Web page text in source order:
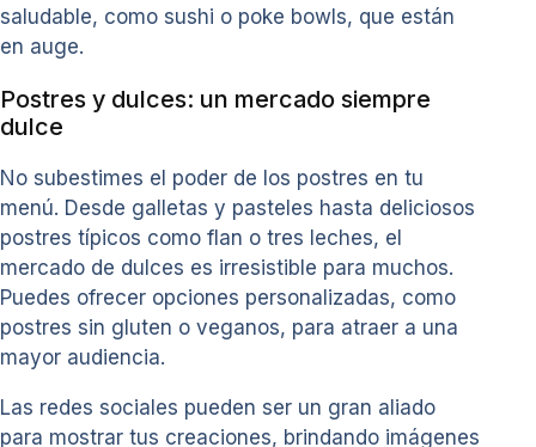
saludable, como sushi o poke bowls, que están
en auge.
Postres y dulces: un mercado siempre
dulce
No subestimes el poder de los postres en tu
menú. Desde galletas y pasteles hasta deliciosos
postres típicos como flan o tres leches, el
mercado de dulces es irresistible para muchos.
Puedes ofrecer opciones personalizadas, como
postres sin gluten o veganos, para atraer a una
mayor audiencia.
Las redes sociales pueden ser un gran aliado
para mostrar tus creaciones, brindando imágenes